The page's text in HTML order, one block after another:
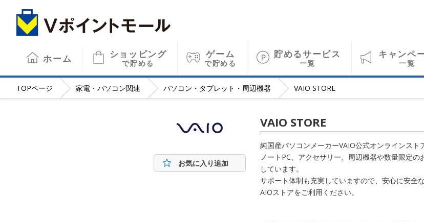
ホーム ショッピング
で貯める
ゲーム
で貯める
貯めるサービス
一覧
キャンペ
一覧
TOPページ 家電・パソコン関連 パソコン・タブレット・周辺機器 VAIO STORE
お気に入り追加
VAIO STORE
純国産パソコンメーカーVAIO公式オンラインスト
ノートPC、アクセサリー、周辺機器や数量限定
しています。
サポート体制も充実していますので、安心に安全
AIOストアをご利用ください。